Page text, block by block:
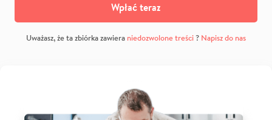
Wpłać teraz
Uważasz, że ta zbiórka zawiera niedozwolone treści? Napisz do nas